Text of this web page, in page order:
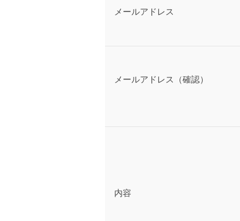
メールアドレス
メールアドレス（確認）
内容